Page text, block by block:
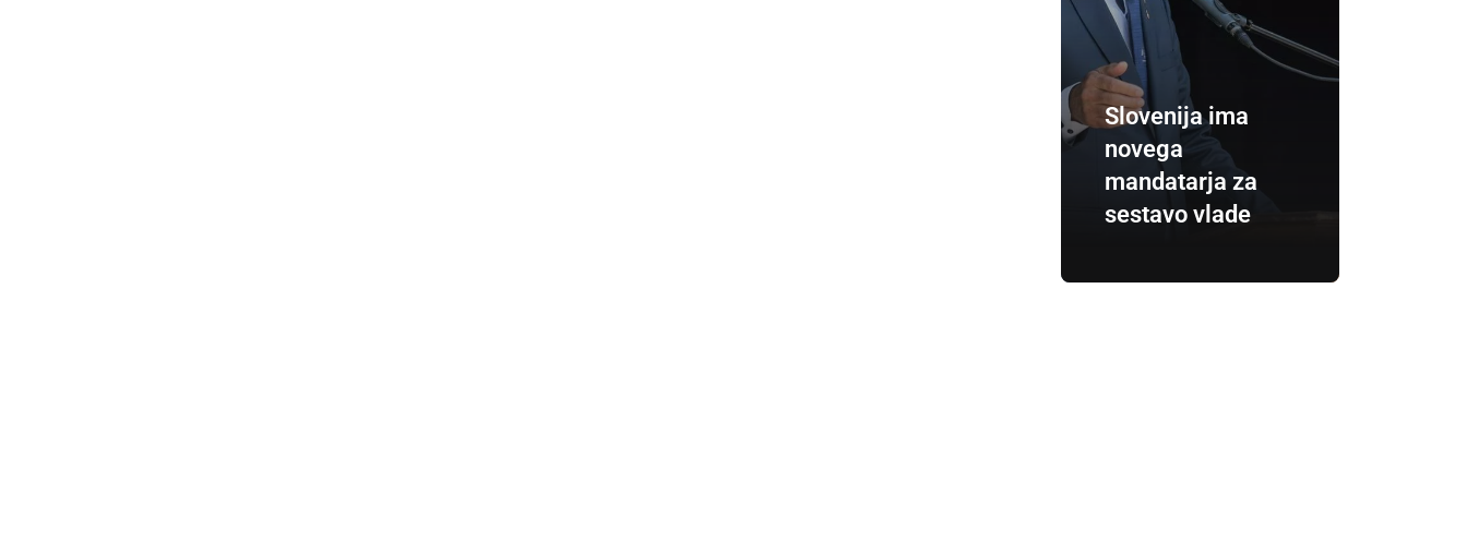
Slovenija ima
novega
mandatarja za
sestavo vlade